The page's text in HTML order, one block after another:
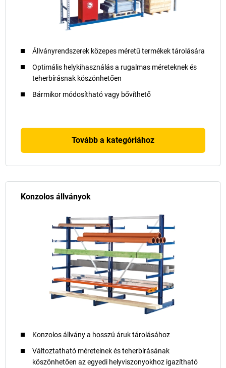
Állványrendszerek közepes méretű termékek tárolására
Optimális helykihasználás a rugalmas méreteknek és
teherbírásnak köszönhetően
Bármikor módosítható vagy bővíthető
Tovább a kategóriához
Konzolos állványok
Konzolos állvány a hosszú áruk tárolásához
Változtatható méreteinek és teherbírásának
köszönhetően az egyedi helyviszonyokhoz igazítható